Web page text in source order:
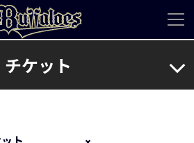
チケット